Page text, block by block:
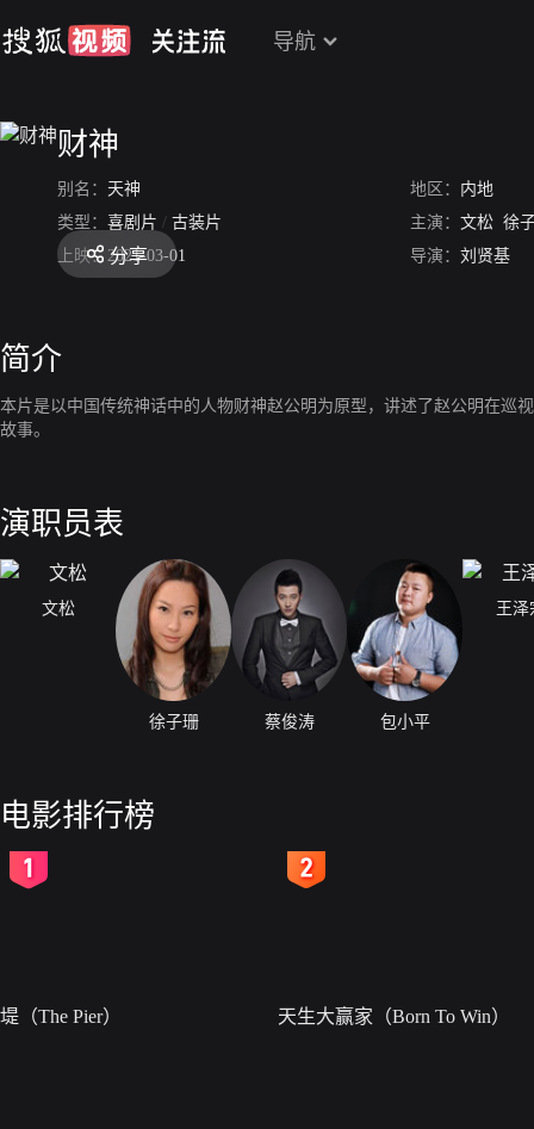
导航
财神
别名： 天神 地区： 内地
类型： 喜剧片 / 古装片 主演： 文松 徐
上映： 2021-03-01 导演： 刘贤基
分享
简介
本片是以中国传统神话中的人物财神赵公明为原型，讲述了赵公明在巡
故事。
演职员表
文松
徐子珊 蔡俊涛 包小平
王泽
电影排行榜
堤（The Pier） 天生大赢家（Born To Win）